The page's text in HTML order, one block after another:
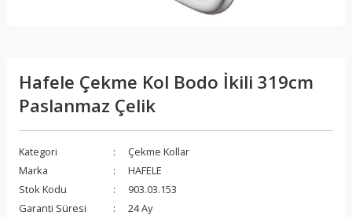
Hafele Çekme Kol Bodo İkili 319cm
Paslanmaz Çelik
Kategori
Çekme Kollar
Marka
HAFELE
Stok Kodu
903.03.153
Garanti Süresi
24 Ay